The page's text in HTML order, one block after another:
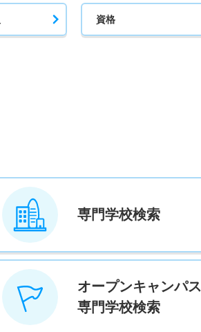
資格
専門学校検索
オープンキャンパス
専門学校検索